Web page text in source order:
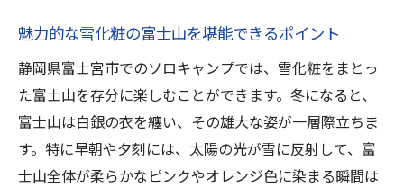
魅力的な雪化粧の富士山を堪能できるポイント
静岡県富士宮市でのソロキャンプでは、雪化粧をまとっ
た富士山を存分に楽しむことができます。冬になると、
富士山は白銀の衣を纏い、その雄大な姿が一層際立ちま
す。特に早朝や夕刻には、太陽の光が雪に反射して、富
士山全体が柔らかなピンクやオレンジ色に染まる瞬間は